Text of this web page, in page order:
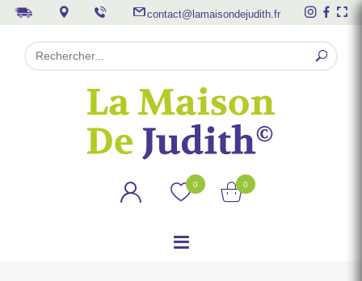
contact@lamaisondejudith.fr
0 0